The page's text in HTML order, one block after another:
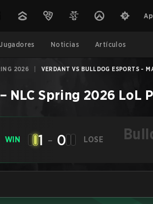
Jugadores Noticias Artículos
2026 VERDANT VS BULLDOG ESPORTS -
– NLC Spring 2026 LoL
WIN 1 - 0 LOSE